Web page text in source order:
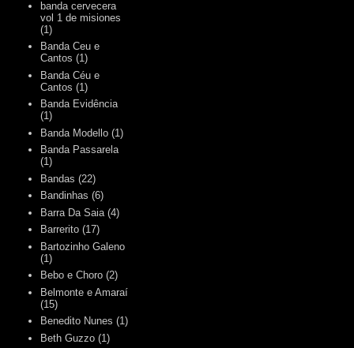
banda cervecera
vol 1 de misiones
(1)
Banda Ceu e
Cantos (1)
Banda Céu e
Cantos (1)
Banda Evidência
(1)
Banda Modello (1)
Banda Passarela
(1)
Bandas (22)
Bandinhas (6)
Barra Da Saia (4)
Barrerito (17)
Bartozinho Galeno
(1)
Bebo e Choro (2)
Belmonte e Amaraí
(15)
Benedito Nunes (1)
Beth Guzzo (1)